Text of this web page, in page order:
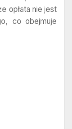
opłata nie jest
co obejmuje